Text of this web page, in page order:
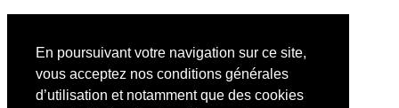
En poursuivant votre navigation sur ce site,
vous acceptez nos conditions générales
d’utilisation et notamment que des cookies